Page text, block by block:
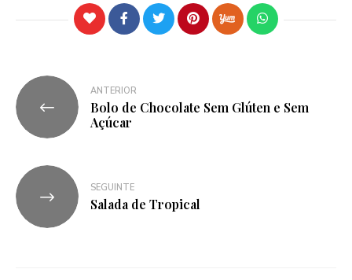
ANTERIOR
Bolo de Chocolate Sem Glúten e Sem
Açúcar
SEGUINTE
Salada de Tropical